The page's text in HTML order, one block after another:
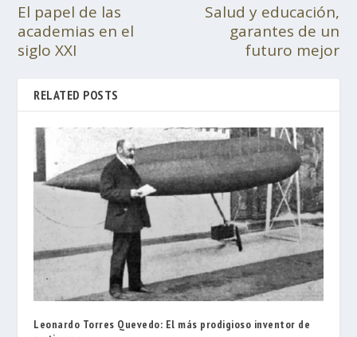
El papel de las
academias en el
siglo XXI
Salud y educación,
garantes de un
futuro mejor
RELATED POSTS
Leonardo Torres Quevedo: El más prodigioso inventor de